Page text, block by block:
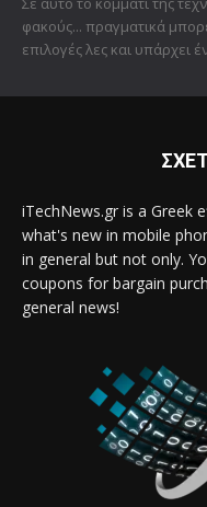
φακούς... πραγματικά
επιλογές λες και υπάρχει
iTechNews.gr is a Greek
what's new in mobile
in general but not only.
coupons for bargain
general news!